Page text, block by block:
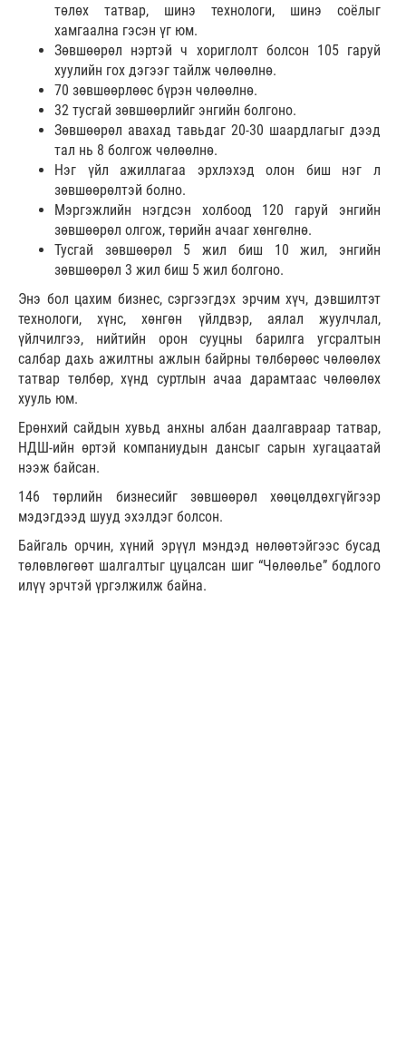
төлөх татвар, шинэ технологи, шинэ соёлыг
хамгаална гэсэн үг юм.
Зөвшөөрөл нэртэй ч хориглолт болсон 105 гаруй
хуулийн гох дэгээг тайлж чөлөөлнө.
70 зөвшөөрлөөс бүрэн чөлөөлнө.
32 тусгай зөвшөөрлийг энгийн болгоно.
Зөвшөөрөл авахад тавьдаг 20-30 шаардлагыг дээд
тал нь 8 болгож чөлөөлнө.
Нэг үйл ажиллагаа эрхлэхэд олон биш нэг л
зөвшөөрөлтэй болно.
Мэргэжлийн нэгдсэн холбоод 120 гаруй энгийн
зөвшөөрөл олгож, төрийн ачааг хөнгөлнө.
Тусгай зөвшөөрөл 5 жил биш 10 жил, энгийн
зөвшөөрөл 3 жил биш 5 жил болгоно.
Энэ бол цахим бизнес, сэргээгдэх эрчим хүч, дэвшилтэт
технологи, хүнс, хөнгөн үйлдвэр, аялал жуулчлал,
үйлчилгээ, нийтийн орон сууцны барилга угсралтын
салбар дахь ажилтны ажлын байрны төлбөрөөс чөлөөлөх
татвар төлбөр, хүнд суртлын ачаа дарамтаас чөлөөлөх
хууль юм.
Ерөнхий сайдын хувьд анхны албан даалгавраар татвар,
НДШ-ийн өртэй компаниудын дансыг сарын хугацаатай
нээж байсан.
146 төрлийн бизнесийг зөвшөөрөл хөөцөлдөхгүйгээр
мэдэгдээд шууд эхэлдэг болсон.
Байгаль орчин, хүний эрүүл мэндэд нөлөөтэйгээс бусад
төлөвлөгөөт шалгалтыг цуцалсан шиг “Чөлөөлье” бодлого
илүү эрчтэй үргэлжилж байна.